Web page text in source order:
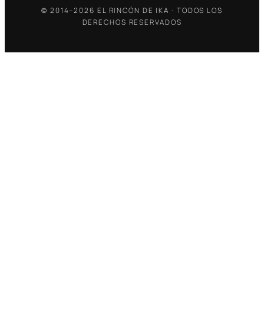
© 2014–2026 EL RINCÓN DE IKA · TODOS LOS
DERECHOS RESERVADOS